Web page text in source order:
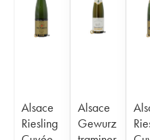
Alsace
Riesling
Alsace
Gewurz